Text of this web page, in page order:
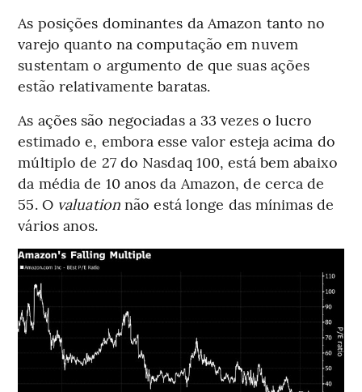
As posições dominantes da Amazon tanto no
varejo quanto na computação em nuvem
sustentam o argumento de que suas ações
estão relativamente baratas.
As ações são negociadas a 33 vezes o lucro
estimado e, embora esse valor esteja acima do
múltiplo de 27 do Nasdaq 100, está bem abaixo
da média de 10 anos da Amazon, de cerca de
55. O valuationnão está longe das mínimas de
vários anos.